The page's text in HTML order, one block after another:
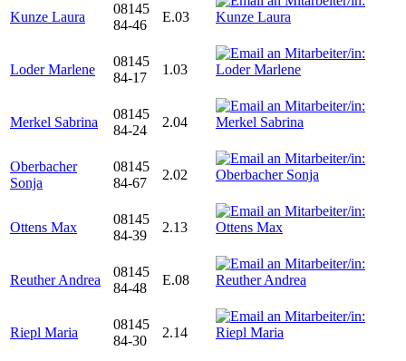
Kunze Laura
08145
84-46
E.03
Loder Marlene
08145
84-17
1.03
Merkel Sabrina
08145
84-24
2.04
Oberbacher
Sonja
08145
84-67
2.02
Ottens Max
08145
84-39
2.13
Reuther Andrea
08145
84-48
E.08
Riepl Maria
08145
84-30
2.14